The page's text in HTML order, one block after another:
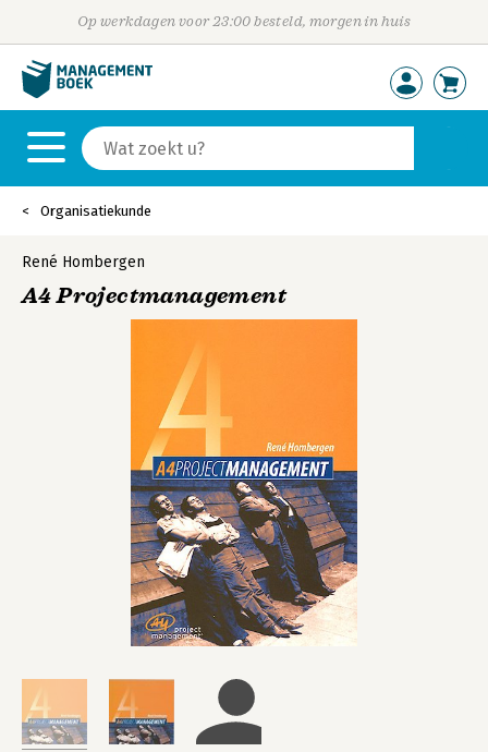
Op werkdagen voor 23:00 besteld, morgen in huis
Organisatiekunde
René Hombergen
A4 Projectmanagement